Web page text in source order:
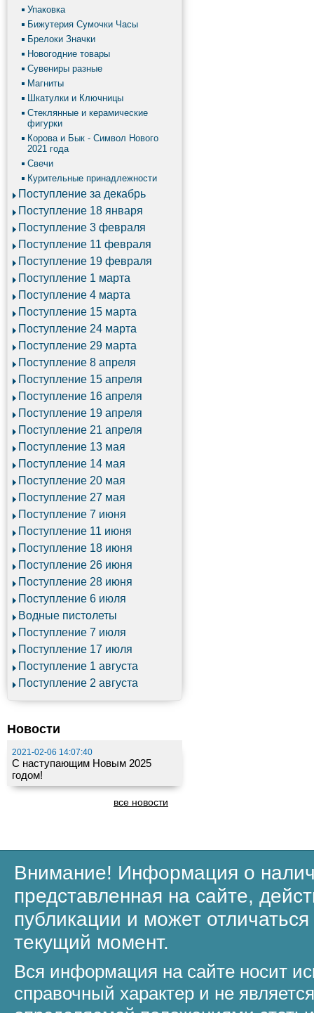
Упаковка
Бижутерия Сумочки Часы
Брелоки Значки
Новогодние товары
Сувениры разные
Магниты
Шкатулки и Ключницы
Стеклянные и керамические
фигурки
Корова и Бык - Символ Нового
2021 года
Свечи
Курительные принадлежности
Поступление за декабрь
Поступление 18 января
Поступление 3 февраля
Поступление 11 февраля
Поступление 19 февраля
Поступление 1 марта
Поступление 4 марта
Поступление 15 марта
Поступление 24 марта
Поступление 29 марта
Поступление 8 апреля
Поступление 15 апреля
Поступление 16 апреля
Поступление 19 апреля
Поступление 21 апреля
Поступление 13 мая
Поступление 14 мая
Поступление 20 мая
Поступление 27 мая
Поступление 7 июня
Поступление 11 июня
Поступление 18 июня
Поступление 26 июня
Поступление 28 июня
Поступление 6 июля
Водные пистолеты
Поступление 7 июля
Поступление 17 июля
Поступление 1 августа
Поступление 2 августа
Новости
2021-02-06 14:07:40
С наступающим Новым 2025
годом!
все новости
Внимание! Информация о
представленная на сайте,
публикации и может
текущий момент.
Вся информация на сайте носит
справочный характер и не